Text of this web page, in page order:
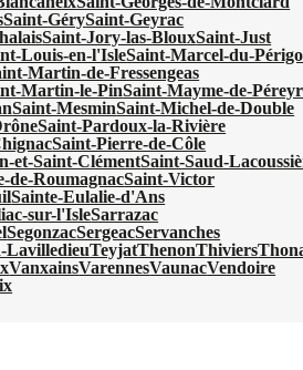
Saint-GérySaint-Geyrac
Saint-Jory-las-BlouxSaint-Just
Louis-en-l'IsleSaint-Marcel-du-
Martin-de-Fressengeas
Martin-le-PinSaint-Mayme-de-
Saint-MesminSaint-Michel-de-Double
Saint-Pardoux-la-Rivière
Saint-Pierre-de-Côle
et-Saint-ClémentSaint-Saud-
de-RoumagnacSaint-Victor
Sainte-Eulalie-d'Ans
sur-l'IsleSarrazac
SegonzacSergeacServanches
LavilledieuTeyjatThenonThiviers
VanxainsVarennesVaunacVendoire